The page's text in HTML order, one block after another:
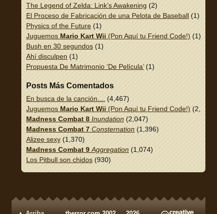
The Legend of Zelda: Link’s Awakening (2)
El Proceso de Fabricación de una Pelota de Baseball (1)
Physics of the Future (1)
Juguemos Mario Kart Wii (Pon Aquí tu Friend Code!) (1)
Bush en 30 segundos (1)
Ahí disculpen (1)
Propuesta De Matrimonio ‘De Película’(1)
Posts Más Comentados
En busca de la canción....
(4,467)
Juguemos Mario Kart Wii (Pon Aquí tu Friend Code!) (2,337)
Madness Combat 8 Inundation (2,047)
Madness Combat 7 Consternation (1,396)
Alizee sexy (1,370)
Madness Combat 9 Aggregation (1,074)
Los Pitbull son chidos (930)